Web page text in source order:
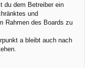
du dem Betreiber ein
und
Rahmen des Boards zu
a bleibt auch nach